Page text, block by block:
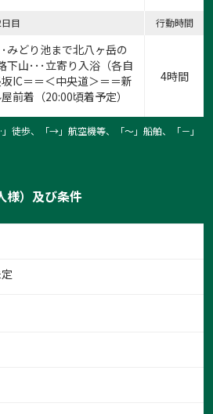
目 行動時間
みどり池まで北八ヶ岳の
下山･･･立寄り入浴（各自
IC＝＝＜中央道＞＝＝新
前着（20:00頃着予定）
4時間
徒歩、「→」航空機等、「〜」船舶、「－」
様）及び条件